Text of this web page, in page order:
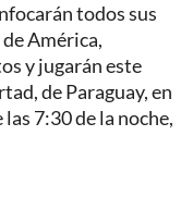
todos sus
América,
y jugarán este
de Paraguay, en
7:30 de la noche,